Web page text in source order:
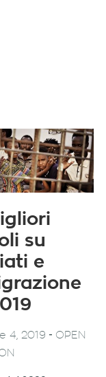
su
e
4, 2019 - OPEN